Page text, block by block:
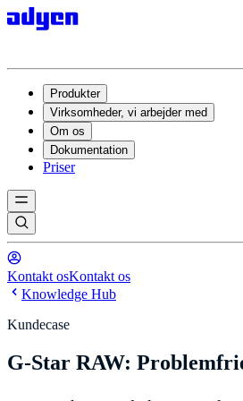
Produkter
Virksomheder, vi arbejder med
Om os
Dokumentation
Priser
Kontakt osKontakt os
Knowledge Hub
Kundecase
G-Star RAW: